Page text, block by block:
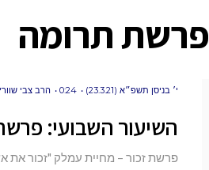
פרשת תרומה
י׳ בניסן תשפ״א (23.3.21) 0:24 הרב צבי
השיעור השבועי:
פרשת זכור – מחיית עמלק "זכור